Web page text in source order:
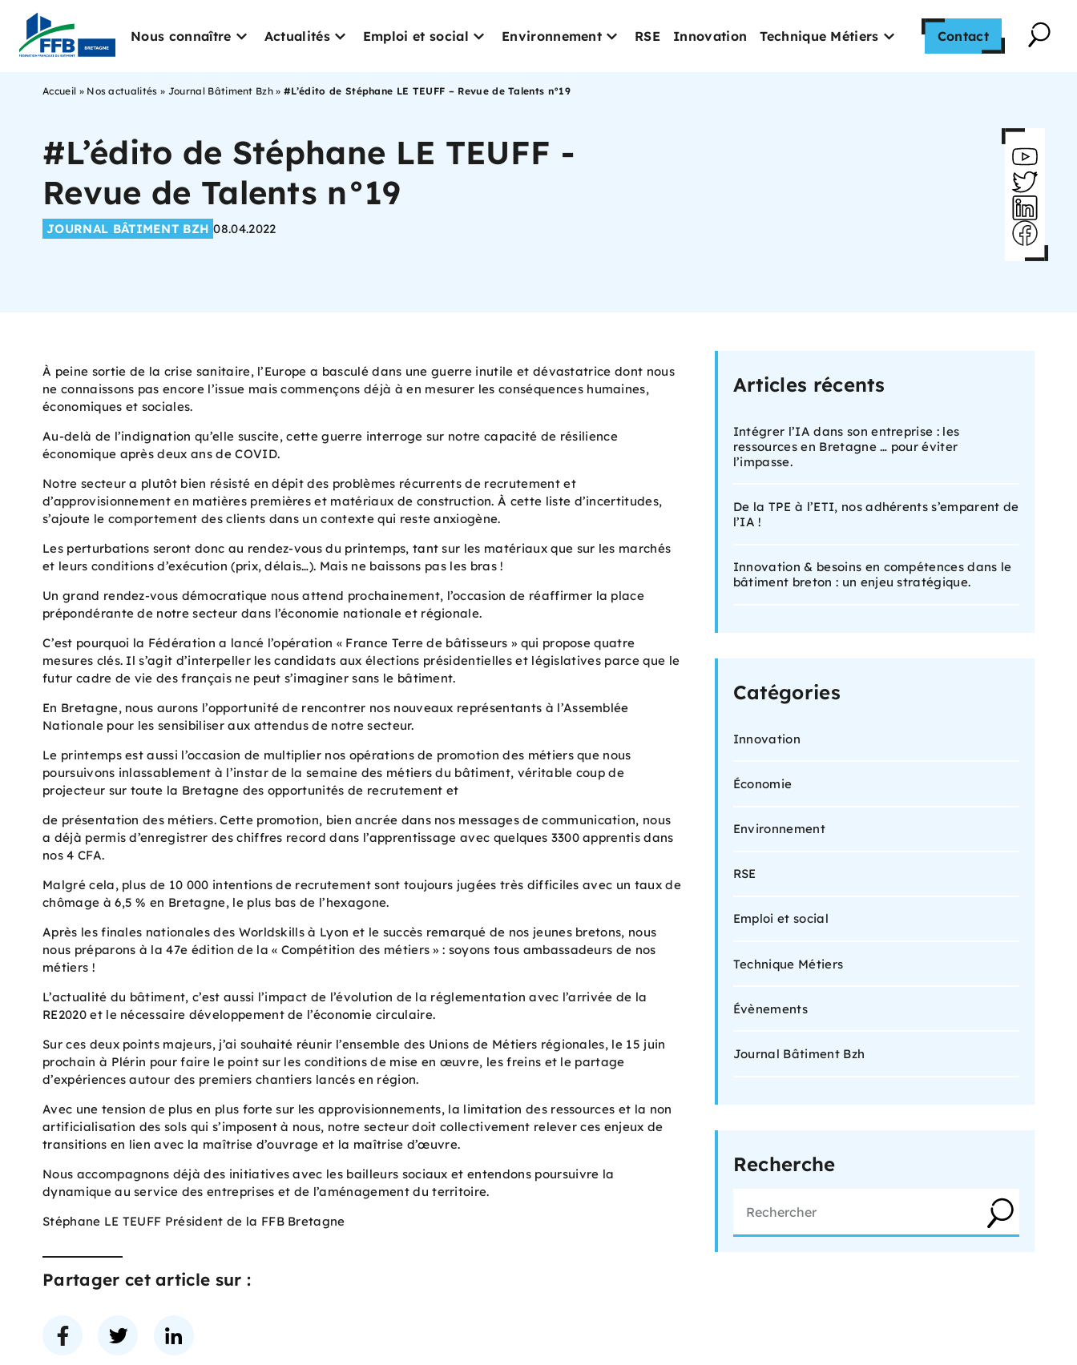
Nous connaître Actualités Emploi et social Environnement RSE Innovation Technique Métiers Contact
Accueil » Nos actualités » Journal Bâtiment Bzh »#L’édito de Stéphane LE TEUFF – Revue de Talents n°19
#L’édito de Stéphane LE TEUFF -
Revue de Talents n°19
JOURNAL BÂTIMENT BZH 08.04.2022
À peine sortie de la crise sanitaire, l’Europe a basculé dans une guerre inutile et dévastatrice dont nous
ne connaissons pas encore l’issue mais commençons déjà à en mesurer les conséquences humaines,
économiques et sociales.
Au-delà de l’indignation qu’elle suscite, cette guerre interroge sur notre capacité de résilience
économique après deux ans de COVID.
Notre secteur a plutôt bien résisté en dépit des problèmes récurrents de recrutement et
d’approvisionnement en matières premières et matériaux de construction. À cette liste d’incertitudes,
s’ajoute le comportement des clients dans un contexte qui reste anxiogène.
Les perturbations seront donc au rendez-vous du printemps, tant sur les matériaux que sur les marchés
et leurs conditions d’exécution (prix, délais…). Mais ne baissons pas les bras !
Un grand rendez-vous démocratique nous attend prochainement, l’occasion de réaffirmer la place
prépondérante de notre secteur dans l’économie nationale et régionale.
C’est pourquoi la Fédération a lancé l’opération « France Terre de bâtisseurs » qui propose quatre
mesures clés. Il s’agit d’interpeller les candidats aux élections présidentielles et législatives parce que le
futur cadre de vie des français ne peut s’imaginer sans le bâtiment.
En Bretagne, nous aurons l’opportunité de rencontrer nos nouveaux représentants à l’Assemblée
Nationale pour les sensibiliser aux attendus de notre secteur.
Le printemps est aussi l’occasion de multiplier nos opérations de promotion des métiers que nous
poursuivons inlassablement à l’instar de la semaine des métiers du bâtiment, véritable coup de
projecteur sur toute la Bretagne des opportunités de recrutement et
de présentation des métiers. Cette promotion, bien ancrée dans nos messages de communication, nous
a déjà permis d’enregistrer des chiffres record dans l’apprentissage avec quelques 3300 apprentis dans
nos 4 CFA.
Malgré cela, plus de 10 000 intentions de recrutement sont toujours jugées très difficiles avec un taux de
chômage à 6,5 % en Bretagne, le plus bas de l’hexagone.
Après les finales nationales des Worldskills à Lyon et le succès remarqué de nos jeunes bretons, nous
nous préparons à la 47e édition de la « Compétition des métiers » : soyons tous ambassadeurs de nos
métiers !
L’actualité du bâtiment, c’est aussi l’impact de l’évolution de la réglementation avec l’arrivée de la
RE2020 et le nécessaire développement de l’économie circulaire.
Sur ces deux points majeurs, j’ai souhaité réunir l’ensemble des Unions de Métiers régionales, le 15 juin
prochain à Plérin pour faire le point sur les conditions de mise en œuvre, les freins et le partage
d’expériences autour des premiers chantiers lancés en région.
Avec une tension de plus en plus forte sur les approvisionnements, la limitation des ressources et la non
artificialisation des sols qui s’imposent à nous, notre secteur doit collectivement relever ces enjeux de
transitions en lien avec la maîtrise d’ouvrage et la maîtrise d’œuvre.
Nous accompagnons déjà des initiatives avec les bailleurs sociaux et entendons poursuivre la
dynamique au service des entreprises et de l’aménagement du territoire.
Stéphane LE TEUFF Président de la FFB Bretagne
Partager cet article sur :
Articles récents
Intégrer l’IA dans son entreprise : les
ressources en Bretagne … pour éviter
l’impasse.
De la TPE à l’ETI, nos adhérents s’emparent de
l’IA !
Innovation & besoins en compétences dans le
bâtiment breton : un enjeu stratégique.
Catégories
Innovation
Économie
Environnement
RSE
Emploi et social
Technique Métiers
Évènements
Journal Bâtiment Bzh
Recherche